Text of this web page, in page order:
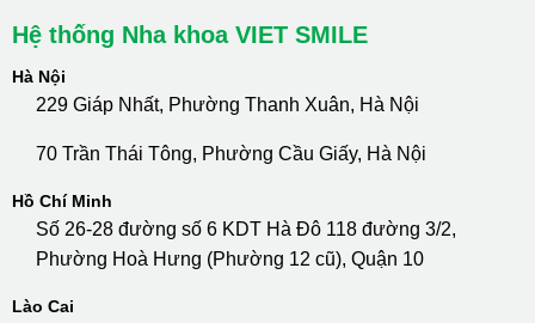
Hệ thống Nha khoa VIET SMILE
Hà Nội
229 Giáp Nhất, Phường Thanh Xuân, Hà Nội
70 Trần Thái Tông, Phường Cầu Giấy, Hà Nội
Hồ Chí Minh
Số 26-28 đường số 6 KDT Hà Đô 118 đường 3/2,
Phường Hoà Hưng (Phường 12 cũ), Quận 10
Lào Cai